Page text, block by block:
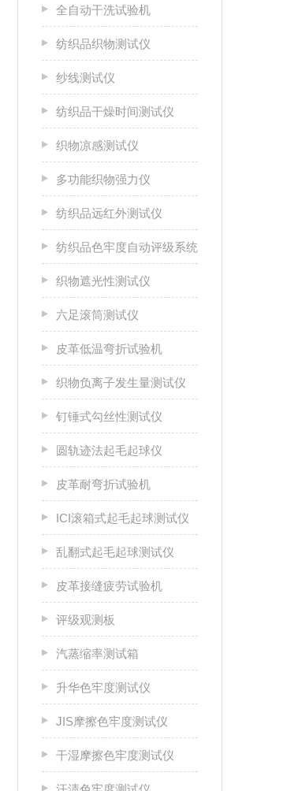
全自动干洗试验机
纺织品织物测试仪
纱线测试仪
纺织品干燥时间测试仪
织物凉感测试仪
多功能织物强力仪
纺织品远红外测试仪
纺织品色牢度自动评级系统
织物遮光性测试仪
六足滚筒测试仪
皮革低温弯折试验机
织物负离子发生量测试仪
钉锤式勾丝性测试仪
圆轨迹法起毛起球仪
皮革耐弯折试验机
ICI滚箱式起毛起球测试仪
乱翻式起毛起球测试仪
皮革接缝疲劳试验机
评级观测板
汽蒸缩率测试箱
升华色牢度测试仪
JIS摩擦色牢度测试仪
干湿摩擦色牢度测试仪